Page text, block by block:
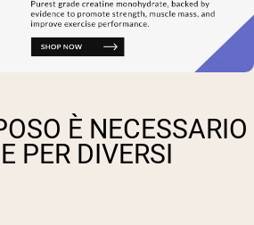
È NECESSARIO
PER DIVERSI